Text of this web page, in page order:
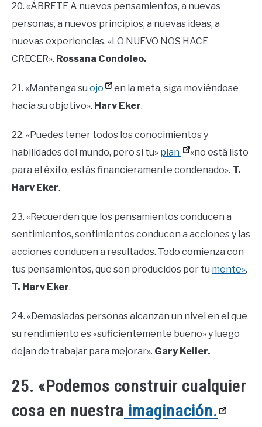
20. «ÁBRETE A nuevos pensamientos, a nuevas
personas, a nuevos principios, a nuevas ideas, a
nuevas experiencias. «LO NUEVO NOS HACE
CRECER». Rossana Condoleo.
21. «Mantenga su ojo
en la meta, siga moviéndose
hacia su objetivo». Harv Eker.
22. «Puedes tener todos los conocimientos y
habilidades del mundo, pero si tu» plan
«no está listo
para el éxito, estás financieramente condenado». T.
Harv Eker.
23. «Recuerden que los pensamientos conducen a
sentimientos, sentimientos conducen a acciones y las
acciones conducen a resultados. Todo comienza con
tus pensamientos, que son producidos por tu mente».
T. Harv Eker.
24. «Demasiadas personas alcanzan un nivel en el que
su rendimiento es «suficientemente bueno» y luego
dejan de trabajar para mejorar». Gary Keller.
25. «Podemos construir cualquier
cosa en nuestra imaginación.